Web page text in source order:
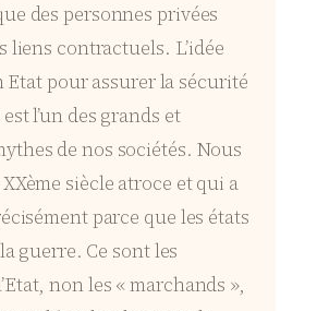
des personnes privées
liens contractuels. L’idée
Etat pour assurer la sécurité
l’un des grands et
de nos sociétés. Nous
siècle atroce et qui a
parce que les états
guerre. Ce sont les
non les « marchands »,